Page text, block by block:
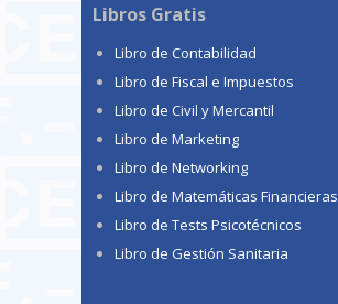
Libros Gratis
Libro de Contabilidad
Libro de Fiscal e Impuestos
Libro de Civil y Mercantil
Libro de Marketing
Libro de Networking
Libro de Matemáticas Financieras
Libro de Tests Psicotécnicos
Libro de Gestión Sanitaria